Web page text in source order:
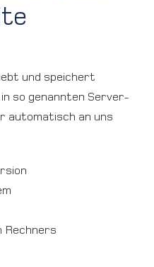
und speichert
so genannten Server-
automatisch an uns
Rechners